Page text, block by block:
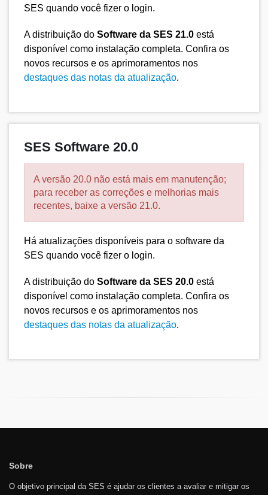
SES quando você fizer o login.
A distribuição do Software da SES 21.0 está
disponível como instalação completa. Confira os
novos recursos e os aprimoramentos nos
destaques das notas da atualização.
SES Software 20.0
A versão 20.0 não está mais em manutenção;
para receber as correções e melhorias mais
recentes, baixe a versão 21.0.
Há atualizações disponíveis para o software da
SES quando você fizer o login.
A distribuição do Software da SES 20.0 está
disponível como instalação completa. Confira os
novos recursos e os aprimoramentos nos
destaques das notas da atualização.
Sobre
O objetivo principal da SES é ajudar os clientes a avaliar e mitigar os